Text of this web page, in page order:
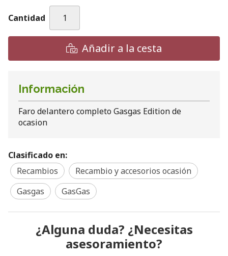
Cantidad
Añadir a la cesta
Información
Faro delantero completo Gasgas Edition de
ocasion
Clasificado en:
Recambios
Recambio y accesorios ocasión
Gasgas
GasGas
¿Alguna duda? ¿Necesitas
asesoramiento?